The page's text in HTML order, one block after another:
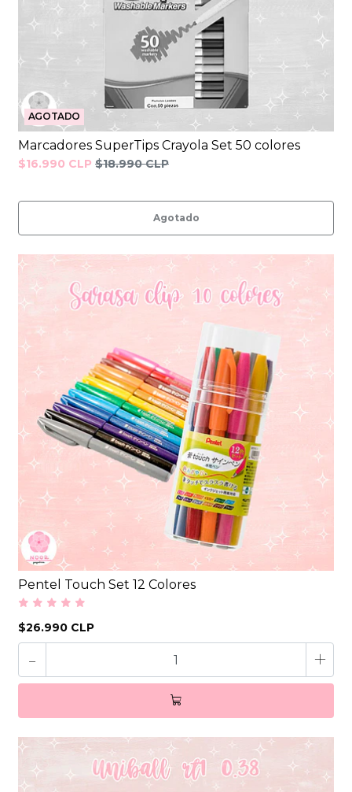
AGOTADO
Marcadores SuperTips Crayola Set 50 colores
$16.990 CLP $18.990 CLP
Agotado
Pentel Touch Set 12 Colores
$26.990 CLP
- +